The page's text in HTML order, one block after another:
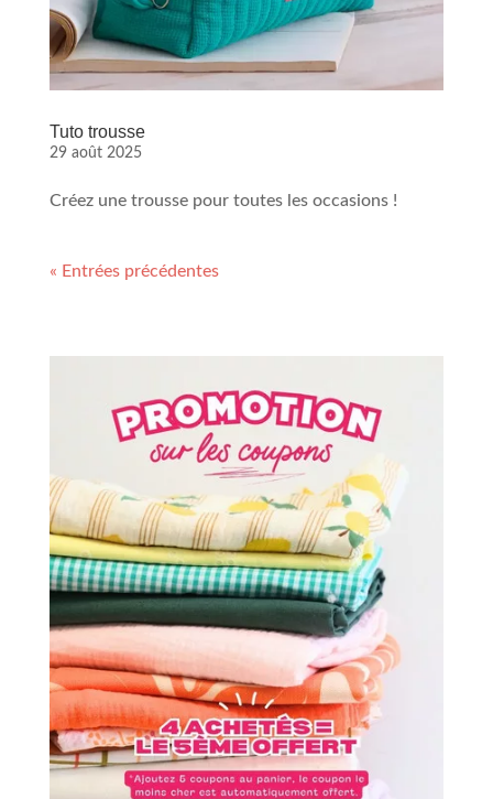
Tuto trousse
29 août 2025
Créez une trousse pour toutes les occasions !
« Entrées précédentes